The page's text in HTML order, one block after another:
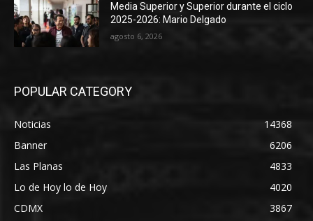
Media Superior y Superior durante el ciclo
2025-2026: Mario Delgado
agosto 6, 2026
POPULAR CATEGORY
Noticias
14368
Banner
6206
Las Planas
4833
Lo de Hoy lo de Hoy
4020
CDMX
3867